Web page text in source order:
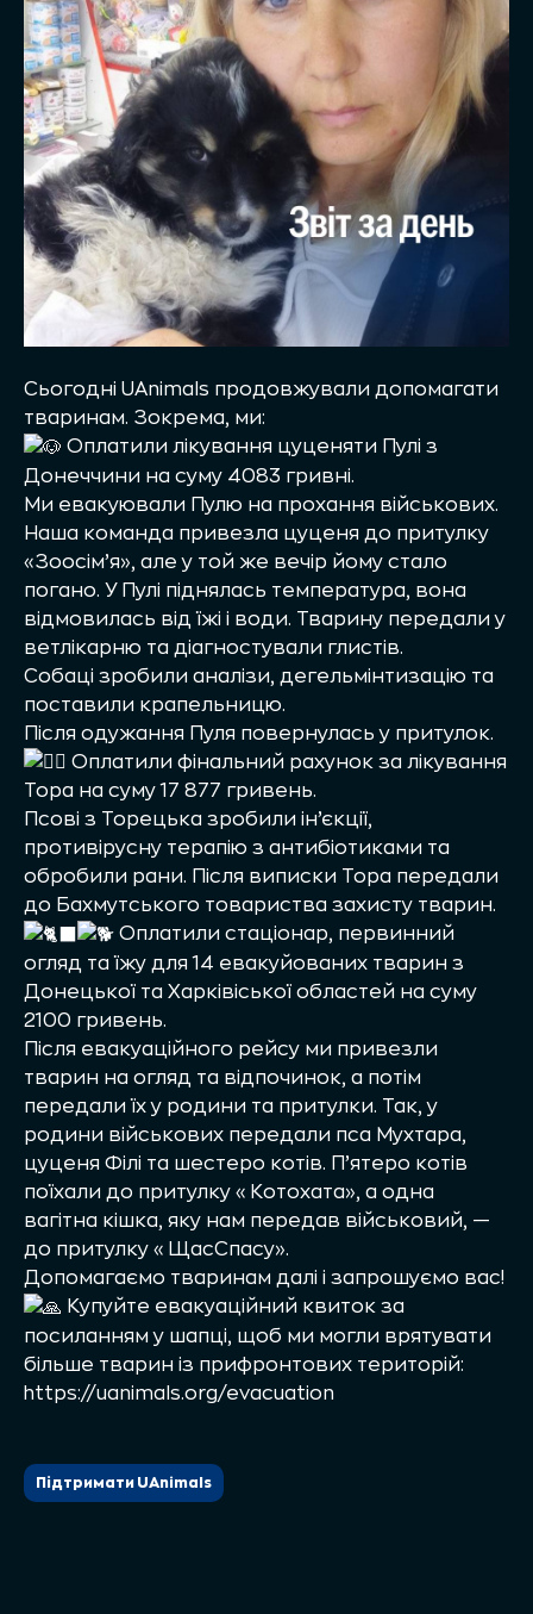
Сьогодні UAnimals продовжували допомагати
тваринам. Зокрема, ми:
Оплатили лікування цуценяти Пулі з
Донеччини на суму 4083 гривні.
Ми евакуювали Пулю на прохання військових.
Наша команда привезла цуценя до притулку
«Зоосім’я», але у той же вечір йому стало
погано. У Пулі піднялась температура, вона
відмовилась від їжі і води. Тварину передали у
ветлікарню та діагностували глистів.
Собаці зробили аналізи, дегельмінтизацію та
поставили крапельницю.
Після одужання Пуля повернулась у притулок.
Оплатили фінальний рахунок за лікування
Тора на суму 17 877 гривень.
Псові з Торецька зробили ін’єкції,
противірусну терапію з антибіотиками та
обробили рани. Після виписки Тора передали
до Бахмутського товариства захисту тварин.
Оплатили стаціонар, первинний
огляд та їжу для 14 евакуйованих тварин з
Донецької та Харківіської областей на суму
2100 гривень.
Після евакуаційного рейсу ми привезли
тварин на огляд та відпочинок, а потім
передали їх у родини та притулки. Так, у
родини військових передали пса Мухтара,
цуценя Філі та шестеро котів. П’ятеро котів
поїхали до притулку «Котохата», а одна
вагітна кішка, яку нам передав військовий, —
до притулку «ЩасСпасу».
Допомагаємо тваринам далі і запрошуємо вас!
Купуйте евакуаційний квиток за
посиланням у шапці, щоб ми могли врятувати
більше тварин із прифронтових територій:
https://uanimals.org/evacuation
Підтримати UAnimals